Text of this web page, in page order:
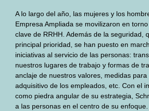
A lo largo del año, las mujeres y los
Empresa Ampliada se movilizaron en
clave de RRHH. Además de la seguridad,
principal prioridad, se han puesto en
iniciativas al servicio de las personas:
nuestros lugares de trabajo y formas de
anclaje de nuestros valores, medidas
adquisitivo de los empleados, etc. Con el
como piedra angular de su estrategia,
a las personas en el centro de su enfoque.